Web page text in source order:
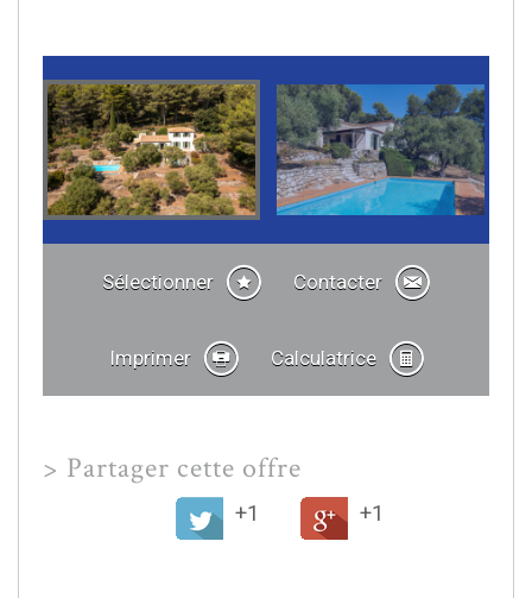
Sélectionner Contacter
Imprimer Calculatrice
> Partager cette offre
+1 +1